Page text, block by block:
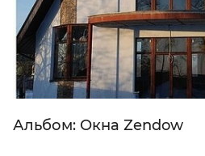
Альбом: Окна Zendow